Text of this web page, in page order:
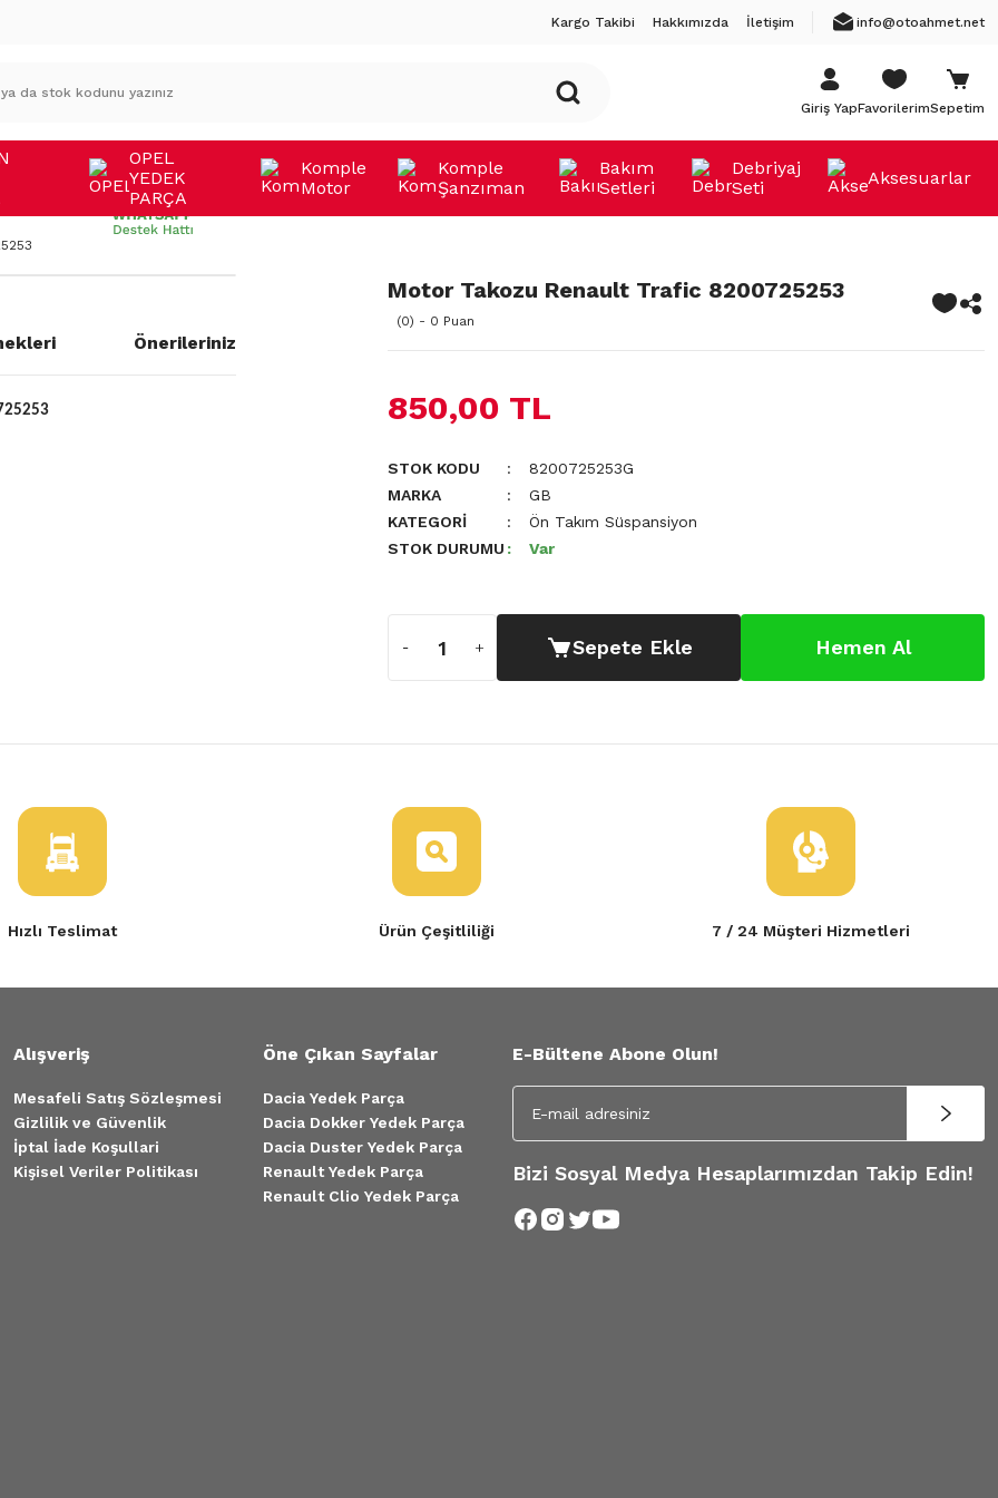
Kargo Takibi Hakkımızda İletişim info@otoahmet.net
Giriş YapFavorilerimSepetim
OPEL
YEDEK
PARÇA
Komple
Motor
Komple
Şanzıman
Bakım
Setleri
Debriyaj
Seti
Aksesuarlar
Önerileriniz
Motor Takozu Renault Trafic 8200725253
(0) - 0 Puan
850,00 TL
STOK KODU
8200725253G
MARKA
GB
KATEGORI
Ön Takım Süspansiyon
STOK DURUMU
Var
Sepete Ekle Hemen Al
Hızlı Teslimat Ürün Çeşitliliği 7 / 24 Müşteri Hizmetleri
Alışveriş
Mesafeli Satış Sözleşmesi
Gizlilik ve Güvenlik
İptal İade Koşullari
Kişisel Veriler Politikası
Öne Çıkan Sayfalar
Dacia Yedek Parça
Dacia Dokker Yedek Parça
Dacia Duster Yedek Parça
Renault Yedek Parça
Renault Clio Yedek Parça
E-Bültene Abone Olun!
Bizi Sosyal Medya Hesaplarımızdan Takip Edin!